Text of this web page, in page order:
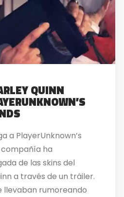
QUINN
a PlayerUnknown’s
ha
de las skins del
a través de un tráiler.
llevaban rumoreando